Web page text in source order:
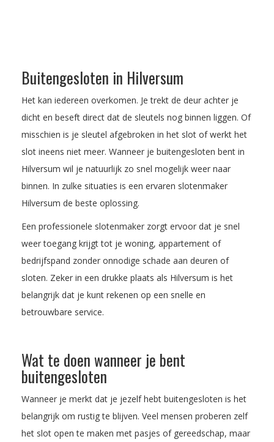
Buitengesloten in Hilversum
Het kan iedereen overkomen. Je trekt de deur achter je
dicht en beseft direct dat de sleutels nog binnen liggen. Of
misschien is je sleutel afgebroken in het slot of werkt het
slot ineens niet meer. Wanneer je buitengesloten bent in
Hilversum wil je natuurlijk zo snel mogelijk weer naar
binnen. In zulke situaties is een ervaren slotenmaker
Hilversum de beste oplossing.
Een professionele slotenmaker zorgt ervoor dat je snel
weer toegang krijgt tot je woning, appartement of
bedrijfspand zonder onnodige schade aan deuren of
sloten. Zeker in een drukke plaats als Hilversum is het
belangrijk dat je kunt rekenen op een snelle en
betrouwbare service.
Wat te doen wanneer je bent
buitengesloten
Wanneer je merkt dat je jezelf hebt buitengesloten is het
belangrijk om rustig te blijven. Veel mensen proberen zelf
het slot open te maken met pasjes of gereedschap, maar